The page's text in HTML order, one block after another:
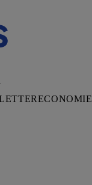
ECONOMIE